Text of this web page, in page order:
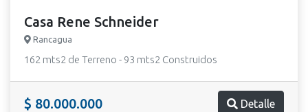
Casa Rene Schneider
Rancagua
162 mts2 de Terreno - 93 mts2 Construidos
$ 80.000.000 Detalle